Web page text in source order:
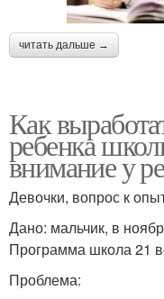
читать дальше →
Как
ребенка
внимание у
Девочки, вопрос к
Дано: мальчик, в
Программа школа 21
Проблема: